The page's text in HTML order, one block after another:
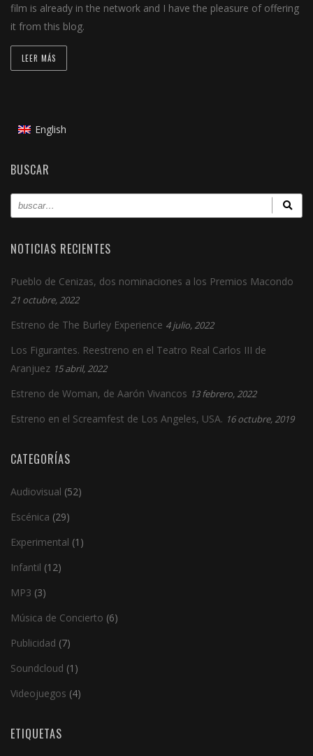
film is already in the network and I have the pleasure of offering
it from this blog.
LEER MÁS
English
BUSCAR
NOTICIAS RECIENTES
Pueblo de Cenizas, dos nominaciones a los Premios Macondo
21 octubre, 2022
Estreno de The Burley Experience 4 julio, 2022
Los Figurantes. Reestreno en el Teatro Real Carlos III de
Aranjuez 15 abril, 2022
Estreno de Woman, de Aarón Vivancos 13 febrero, 2022
Estreno en el Screamfest de Los Angeles, USA. 16 octubre, 2019
CATEGORÍAS
Audiovisual (52)
Escénica (29)
Experimental (1)
Infantil (12)
MP3 (3)
Música de Concierto (6)
Publicidad (7)
Soundcloud (1)
Videojuegos (4)
ETIQUETAS